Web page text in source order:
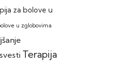
za bolove u
u zglobovima
Terapija